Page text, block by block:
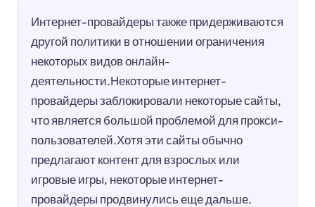
Интернет-провайдеры также придерживаются
другой политики в отношении ограничения
некоторых видов онлайн-
деятельности.Некоторые интернет-
провайдеры заблокировали некоторые сайты,
что является большой проблемой для прокси-
пользователей.Хотя эти сайты обычно
предлагают контент для взрослых или
игровые игры, некоторые интернет-
провайдеры продвинулись еще дальше.